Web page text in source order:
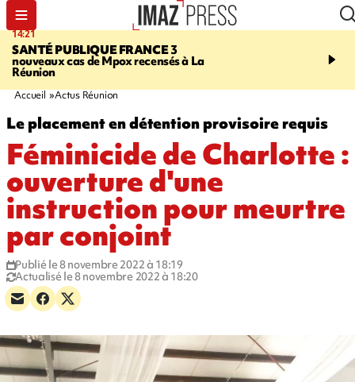
14:21
SANTÉ PUBLIQUE FRANCE3
nouveaux cas de Mpox recensés à La
Réunion
16:16
vendues chez
Accueil Actus Réunion
Le placement en détention provisoire requis
Féminicide de Charlotte :
ouverture d'une
instruction pour meurtre
par conjoint
Publié le 8 novembre 2022 à 18:19
Actualisé le 8 novembre 2022 à 18:20